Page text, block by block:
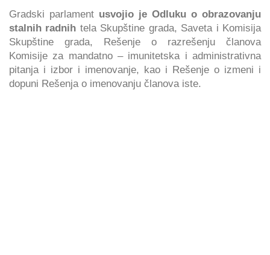
Gradski parlament usvojio je Odluku o obrazovanju
stalnih radnih tela Skupštine grada, Saveta i Komisija
Skupštine grada, Rešenje o razrešenju članova
Komisije za mandatno – imunitetska i administrativna
pitanja i izbor i imenovanje, kao i Rešenje o izmeni i
dopuni Rešenja o imenovanju članova iste.